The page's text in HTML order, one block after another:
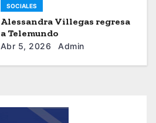
SOCIALES
Alessandra Villegas regresa
a Telemundo
Abr 5, 2026 Admin